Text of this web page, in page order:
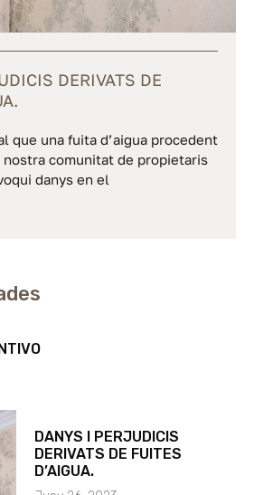
DERIVATS DE
que una fuita d’aigua procedent
nostra comunitat de propietaris
danys en el
DANYS I PERJUDICIS
DERIVATS DE FUITES
D’AIGUA.